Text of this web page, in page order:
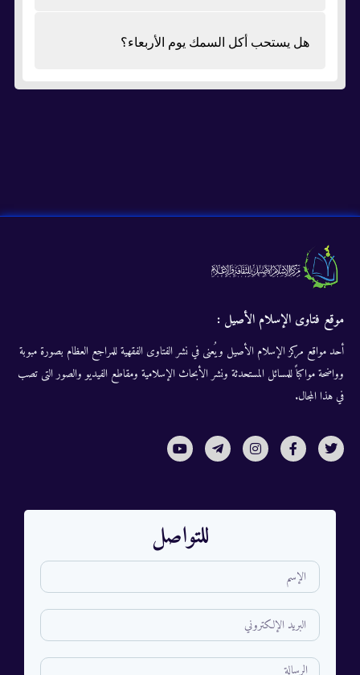
هل يستحب أكل السمك يوم الأربعاء؟
موقع فتاوى الإسلام الأصيل :
أحد مواقع مركز الإسلام الأصيل ويُعنى في نشر الفتاوى الفقهية للمراجع العظام بصورة مبوبة
وواضحة مواكباً للمسائل المستحدثة ونشر الأبحاث الإسلامية ومقاطع الفيديو والصور التى تصب
في هذا المجال.
للتواصل